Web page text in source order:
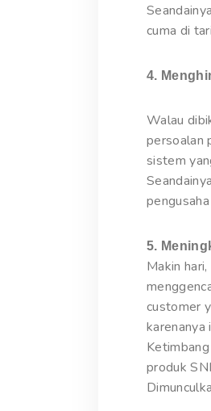
cuma di
4.
Walau
persoalan
sistem
5.
Makin
customer
karenanya
produk